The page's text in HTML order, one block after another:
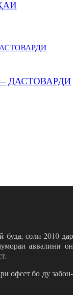
ДАСТОВАРДИ
буда, соли 2010 дар
аввалини он
офсет бо ду забон-